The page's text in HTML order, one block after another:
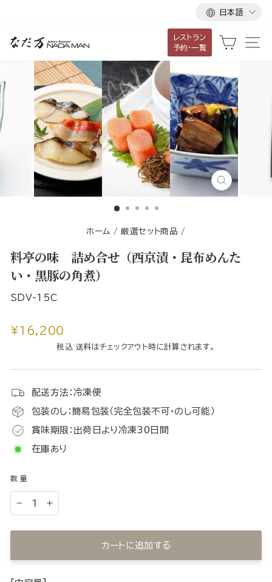
て
コ
ン
テ
移
言
語
日本語
レストラン
予約・一覧
カート
閉
ホーム / 厳選セット商品 /
料亭の味 詰め合せ（西京漬・昆布めんた
い・黒豚の角煮）
SDV-15C
通
¥16,200
税込 送料はチェックアウト時に計算されます。
配送方法：冷凍便
包装のし：簡易包装（完全包装不可・のし可能）
賞味期限：出荷日より冷凍30日間
在庫あり
数量
カートに追加する